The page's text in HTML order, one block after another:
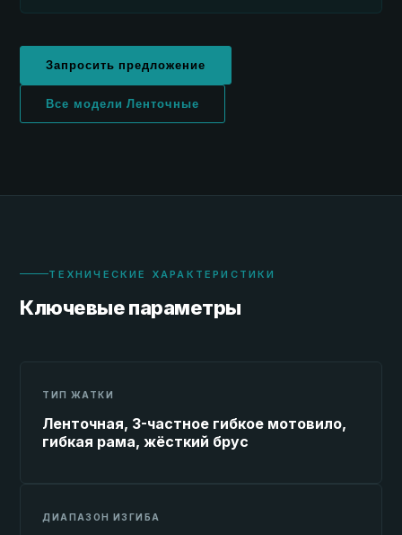
Запросить предложение
Все модели Ленточные
ТЕХНИЧЕСКИЕ ХАРАКТЕРИСТИКИ
Ключевые параметры
ТИП ЖАТКИ
Ленточная, 3-частное гибкое мотовило,
гибкая рама, жёсткий брус
ДИАПАЗОН ИЗГИБА